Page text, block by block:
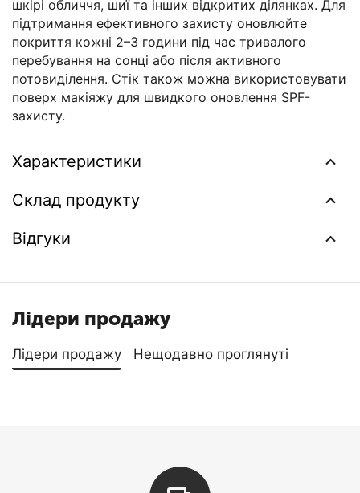
шкірі обличчя, шиї та інших відкритих ділянках. Для
підтримання ефективного захисту оновлюйте
покриття кожні 2–3 години під час тривалого
перебування на сонці або після активного
потовиділення. Стік також можна використовувати
поверх макіяжу для швидкого оновлення SPF-
захисту.
Характеристики
Склад продукту
Відгуки
Лідери продажу
Лідери продажу Нещодавно проглянуті